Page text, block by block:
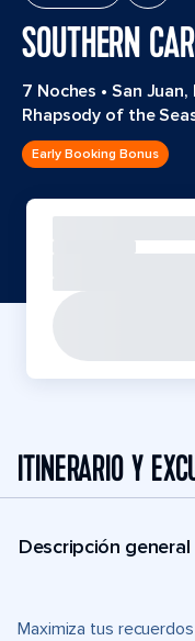
SOUTHERN
7 Noches • San
Rhapsody of the
Early Booking Bonus
ITINERARIO Y
Descripción
Maximiza tus